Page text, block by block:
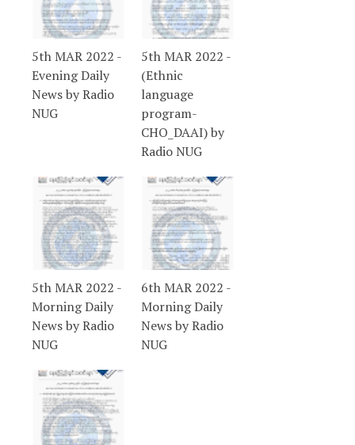
5th MAR 2022 -
Evening Daily
News by Radio
NUG
5th MAR 2022 -
(Ethnic
language
program-
CHO_DAAI) by
Radio NUG
5th MAR 2022 -
Morning Daily
News by Radio
NUG
6th MAR 2022 -
Morning Daily
News by Radio
NUG